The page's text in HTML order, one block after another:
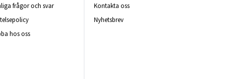
frågor och svar
hos oss
Kontakta oss
Nyhetsbrev